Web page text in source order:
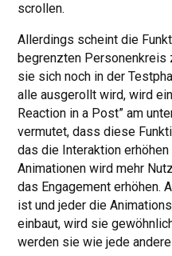
scrollen.
Allerdings scheint die
begrenzten Personenkreis
sie sich noch in der
alle ausgerollt wird, wird
Reaction in a Post” am
vermutet, dass diese
das die Interaktion
Animationen wird mehr
das Engagement erhöhen.
ist und jeder die
einbaut, wird sie
werden sie wie jede